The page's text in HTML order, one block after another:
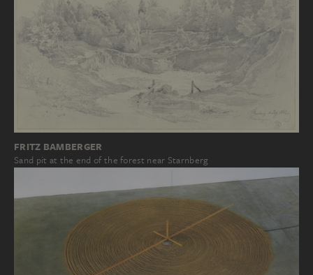
FRITZ BAMBERGER
Sand pit at the end of the forest near Starnberg